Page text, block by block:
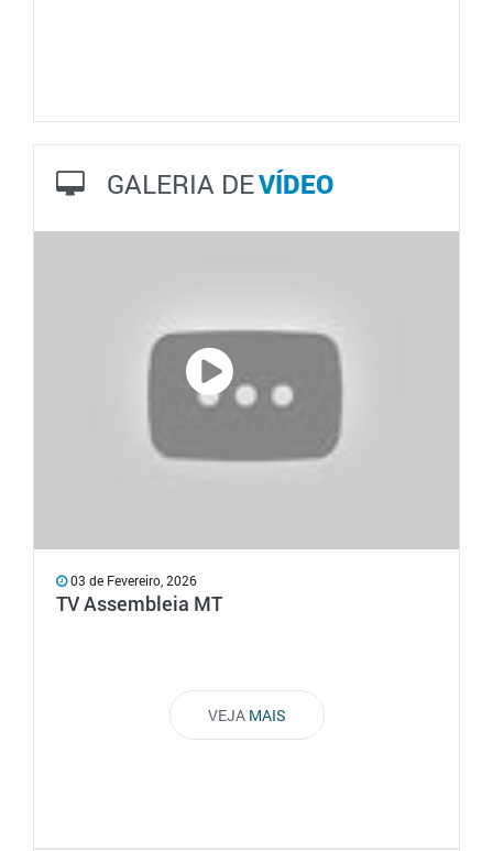
GALERIA DEVÍDEO
03 de Fevereiro, 2026
TV Assembleia MT
VEJA MAIS